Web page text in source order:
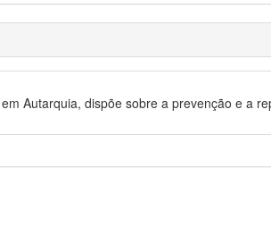
Autarquia, dispõe sobre a prevenção e a